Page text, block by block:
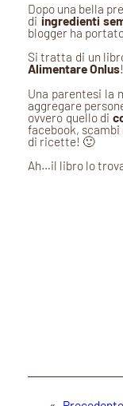
Dopo una bella
di ingredienti
blogger ha
Si tratta di un
Alimentare Onlus!
Una parentesi la
aggregare
ovvero quello di
facebook, scambi
di ricette! 🙂
Ah…il libro lo